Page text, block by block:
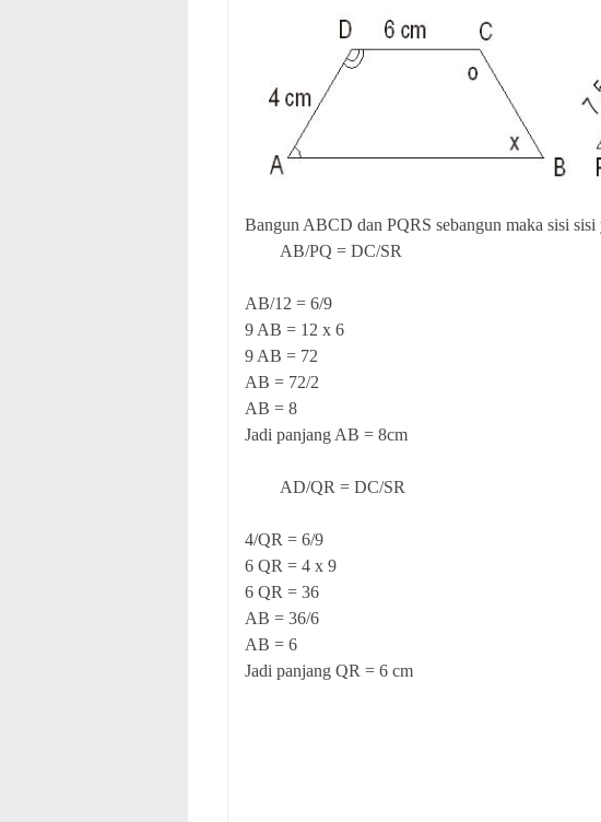
Bangun ABCD dan PQRS sebangun maka sisi sisi
AB/PQ = DC/SR
AB/12 = 6/9
9 AB = 12 x 6
9 AB = 72
AB = 72/2
AB = 8
Jadi panjang AB = 8cm
AD/QR = DC/SR
4/QR = 6/9
6 QR = 4 x 9
6 QR = 36
AB = 36/6
AB = 6
Jadi panjang QR = 6 cm